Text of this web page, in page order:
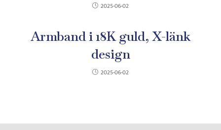
2025-06-02
Armband i 18K guld, X-länk
design
2025-06-02